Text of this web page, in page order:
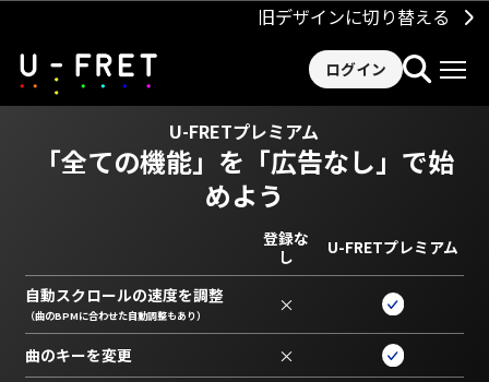
旧デザインに切り替える
ログイン
U-FRETプレミアム
「全ての機能」を 「広告なし」で始
めよう
登録な
し
U-FRETプレミアム
自動スクロールの速度を調整
（曲のBPMに合わせた自動調整もあり） ×
曲のキーを変更 ×